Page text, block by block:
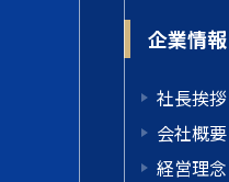
企業情報
社長挨拶
会社概要
経営理